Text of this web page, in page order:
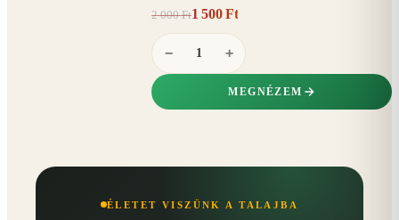
2 000 Ft1 500 Ft
− +
MEGNÉZEM
ÉLETET VISZÜNK A TALAJBA